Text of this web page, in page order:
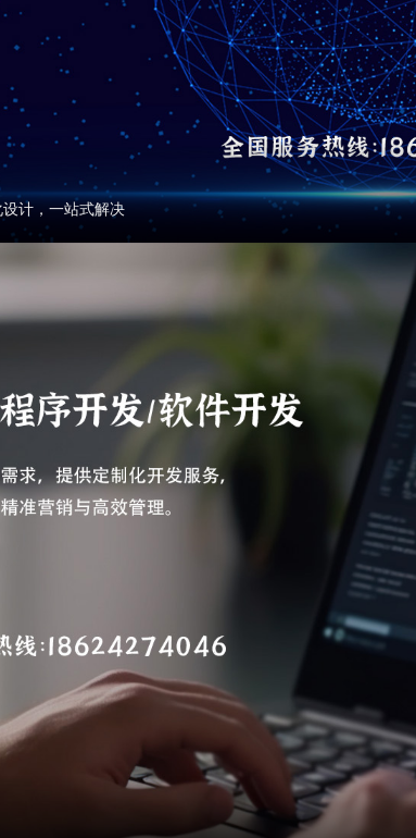
计，一站式解决